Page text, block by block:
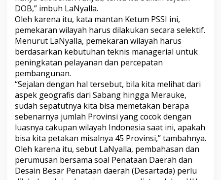
DOB,” imbuh LaNyalla.
Oleh karena itu, kata mantan Ketum PSSI ini,
pemekaran wilayah harus dilakukan secara selektif.
Menurut LaNyalla, pemekaran wilayah harus
berdasarkan kebutuhan teknis managerial untuk
peningkatan pelayanan dan percepatan
pembangunan.
“Sejalan dengan hal tersebut, bila kita melihat dari
aspek geografis dari Sabang hingga Merauke,
sudah sepatutnya kita bisa memetakan berapa
sebenarnya jumlah Provinsi yang cocok dengan
luasnya cakupan wilayah Indonesia saat ini, apakah
bisa kita petakan misalnya 45 Provinsi,” tambahnya.
Oleh karena itu, sebut LaNyalla, pembahasan dan
perumusan bersama soal Penataan Daerah dan
Desain Besar Penataan daerah (Desartada) perlu